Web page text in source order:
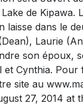
de Kipawa.
laisse dans le
Laurie
son époux,
Cynthia. Pour
site au
27, 2014 at